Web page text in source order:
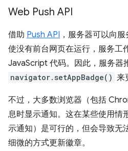
Web Push API
借助 Push API ，服务器可以向
使没有前台网页在运行，服务工
JavaScript 代码。因此，服务器
navigator.setAppBadge() 来
不过，大多数浏览器（包括
息时显示通知。这在某些使用情
示通知）是可行的，但会导致无
细微的方式更新徽章。